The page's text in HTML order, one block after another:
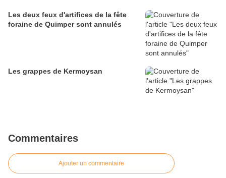
Les deux feux d'artifices de la fête
foraine de Quimper sont annulés
Les grappes de Kermoysan
Commentaires
Ajouter un commentaire